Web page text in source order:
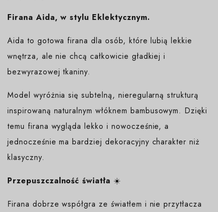
Firana Aida, w stylu Eklektycznym.
Aida to gotowa firana dla osób, które lubią lekkie
wnętrza, ale nie chcą całkowicie gładkiej i
bezwyrazowej tkaniny.
Model wyróżnia się subtelną, nieregularną strukturą
inspirowaną naturalnym włóknem bambusowym. Dzięki
temu firana wygląda lekko i nowocześnie, a
jednocześnie ma bardziej dekoracyjny charakter niż
klasyczny.
Przepuszczalność światła ☀️
Firana dobrze współgra ze światłem i nie przytłacza